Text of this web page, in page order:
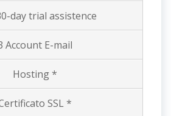
day trial assistence
Account E-mail
Hosting *
SSL *